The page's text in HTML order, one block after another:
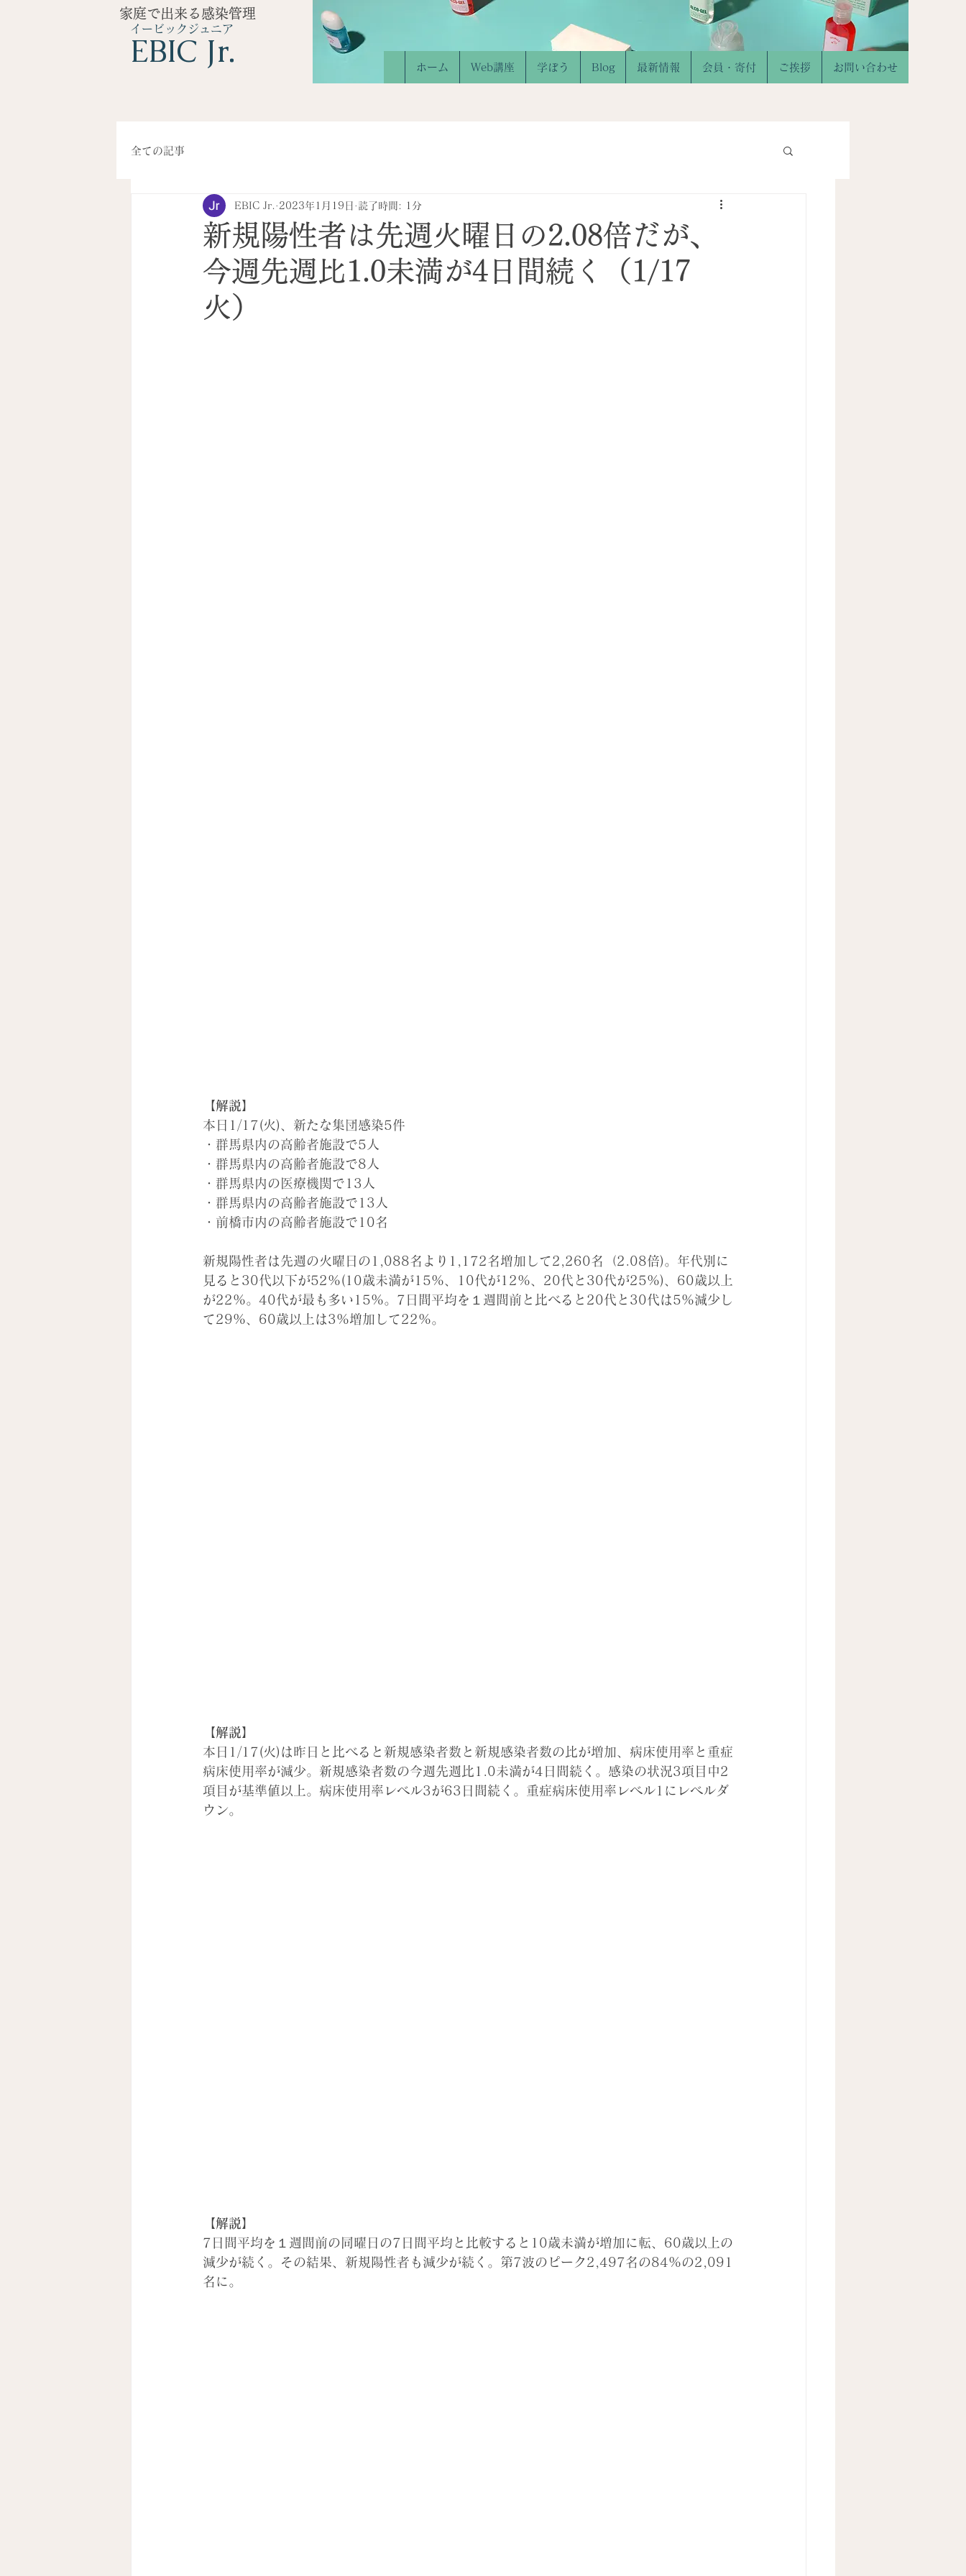
イービックジュニア
​EBIC Jr.
家庭で出来る感染管理
ホーム Web講座 学ぼう Blog 最新情報 会員・寄付 ご挨拶 お問い合わせ
全ての記事
新規陽性者は先週火曜日の2.08倍だが、
今週先週比1.0未満が4日間続く（1/17
火）
EBIC Jr. 2023年1月19日 読了時間: 1分
【解説】
本日1/17(火)
、新たな集団感染5件
・群馬県内の高齢者施設で5人
・群馬県内の高齢者施設で8人
・群馬県内の 医療機関で13人
・群馬県内の高齢者施設で13人
・前橋市内の高齢者施設で10名
新規陽性者は先週の火曜日の1,088名より1,172名増加して2,260名（2.08倍)。年代別に
見ると30代以下が52%(10歳未満が15%、10代が12%、20代と30代が25%)、60歳以上
が22%。40代が最も多い15%。7日間平均を１週間前と比べると20代と30代は5%減少し
て29%、60歳以上は3%増加して22%。
【解説】
本日1/17(火)は昨日と比べると新規感染者数と新規感染者数の比が増加、病床使用率と重症
病床使用率が減少。新規感染者数の今週先週比1.0未満が4日間続く。感染の状況3項目中2
項目が基準値以上。病床使用率レベル3が63日間続く。重症病床使用率レベル1にレベルダ
ウン。
【解説】
7日間平均を１週間前の同曜日の7日間平均と比較すると10歳未満が増加に転、60歳以上の
減少が続く。その結果、新規陽性者も減少が続く。第7波のピーク2,497名の84%の2,091
名に。